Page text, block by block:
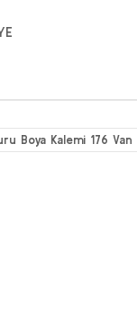
Boya Kalemi 176